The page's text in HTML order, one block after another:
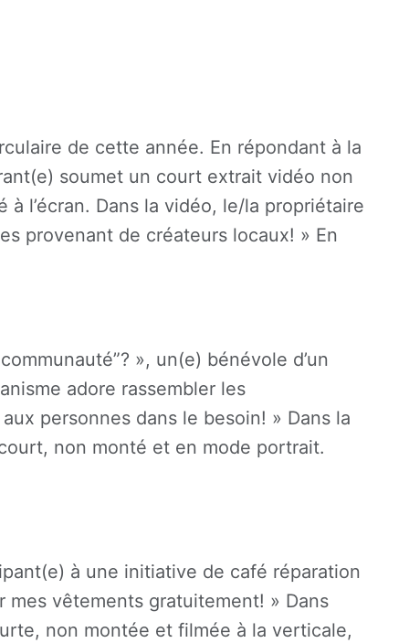
de cette année. En répondant à la
soumet un court extrait vidéo non
l’écran. Dans la vidéo, le/la propriétaire
provenant de créateurs locaux! » En
», un(e) bénévole d’un
adore rassembler les
personnes dans le besoin! » Dans la
non monté et en mode portrait.
à une initiative de café réparation
vêtements gratuitement! » Dans
non montée et filmée à la verticale,